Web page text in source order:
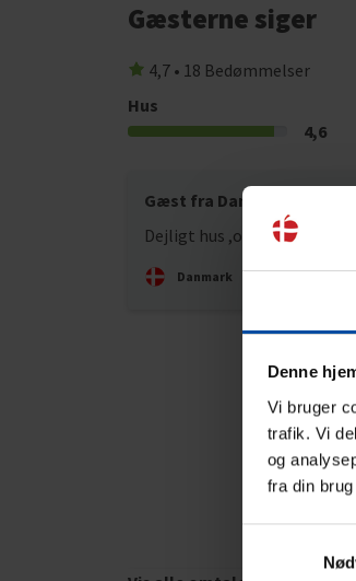
Denne
Vi bruger
trafik. Vi
og
fra din
Gæsterne siger
4,7 • 18 Bedømmelser
Hus
4,6
Gæst fra Danmark
Dejligt hus ,og område
Danmark